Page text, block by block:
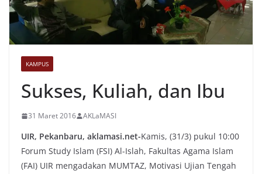
KAMPUS
Sukses, Kuliah, dan Ibu
31 Maret 2016 AKLaMASI
UIR, Pekanbaru, aklamasi.net-Kamis, (31/3) pukul 10:00
Forum Study Islam (FSI) Al-Islah, Fakultas Agama Islam
(FAI) UIR mengadakan MUMTAZ, Motivasi Ujian Tengah